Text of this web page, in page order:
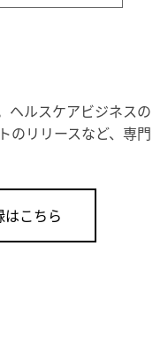
ヘルスケアビジネスの
のリリースなど、専門
こちら